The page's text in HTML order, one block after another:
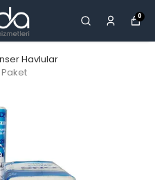
0
Havlular
Paket